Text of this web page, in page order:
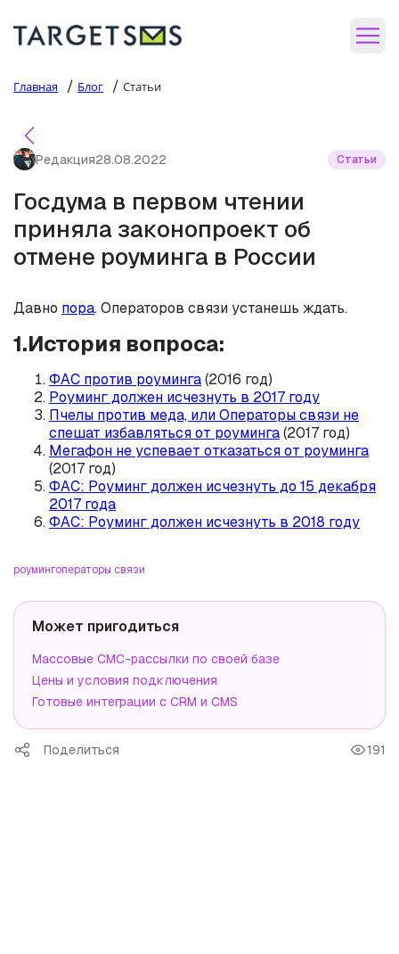
Главная / Блог / Статьи
Редакция28.08.2022 Статьи
Госдума в первом чтении
приняла законопроект об
отмене роуминга в России
Давно пора. Операторов связи устанешь ждать.
1.История вопроса:
ФАС против роуминга(2016 год)
Роуминг должен исчезнуть в 2017 году
Пчелы против меда, или Операторы связи не
спешат избавляться от роуминга(2017 год)
Мегафон не успевает отказаться от роуминга
(2017 год)
ФАС: Роуминг должен исчезнуть до 15 декабря
2017 года
ФАС: Роуминг должен исчезнуть в 2018 году
роумингоператоры связи
Может пригодиться
Массовые СМС-рассылки по своей базе
Цены и условия подключения
Готовые интеграции с CRM и CMS
Поделиться 191